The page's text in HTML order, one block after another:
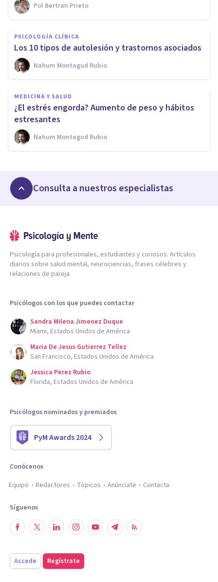
Pol Bertran Prieto
PSICOLOGÍA CLÍNICA
Los 10 tipos de autolesión y trastornos asociados
Nahum Montagud Rubio
MEDICINA Y SALUD
¿El estrés engorda? Aumento de peso y hábitos
estresantes
Nahum Montagud Rubio
Consulta a nuestros especialistas
Psicología para profesionales, estudiantes y curiosos. Artículos
diarios sobre salud mental, neurociencias, frases célebres y
relaciones de pareja.
Psicólogos con los que puedes contactar
Sandra Milena Jimenez Duque
Miami, Estados Unidos de América
Maria De Jesus Gutierrez Tellez
San Francisco, Estados Unidos de América
Jessica Perez Rubio
Florida, Estados Unidos de América
Psicólogos nominados y premiados
PyM Awards 2024
Conócenos
Equipo
Redactores Tópicos Anúnciate Contacta
Síguenos
Accede Regístrate